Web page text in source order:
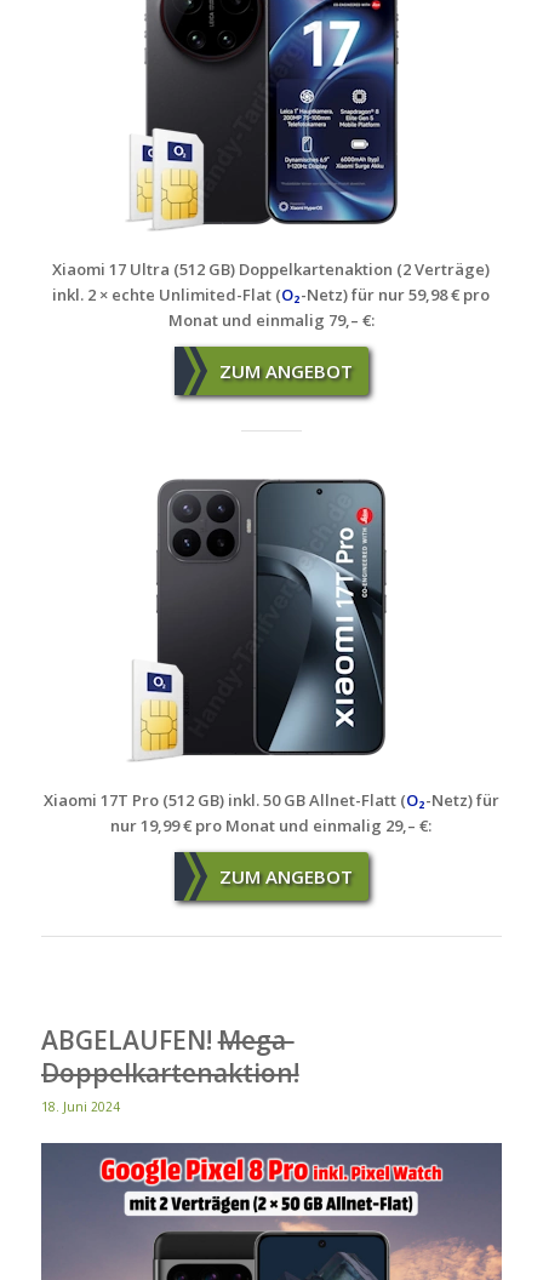
Xiaomi 17 Ultra (512 GB) Doppelkartenaktion (2 Verträge)
inkl. 2 × echte Unlimited-Flat (O₂-Netz) für nur 59,98 € pro
Monat und einmalig 79,– €:
ZUM ANGEBOT
Xiaomi 17T Pro (512 GB) inkl. 50 GB Allnet-Flatt (O₂-Netz) für
nur 19,99 € pro Monat und einmalig 29,– €:
ZUM ANGEBOT
ABGELAUFEN!Mega-
Doppelkartenaktion!
18. Juni 2024